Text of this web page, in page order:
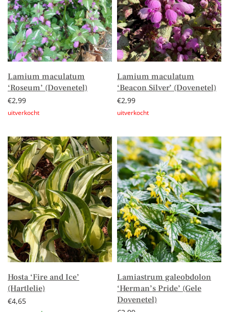
Lamium maculatum
‘Roseum’ (Dovenetel)
€2,99
Lamium maculatum
‘Beacon Silver’ (Dovenetel)
€2,99
Hosta ‘Fire and Ice’
(Hartlelie)
€4,65
Lamiastrum galeobdolon
‘Herman’s Pride’ (Gele
Dovenetel)